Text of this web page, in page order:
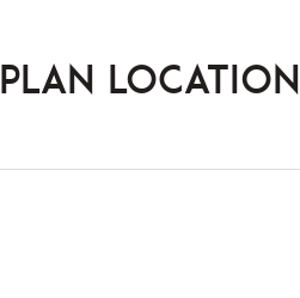
PLAN LOCATION